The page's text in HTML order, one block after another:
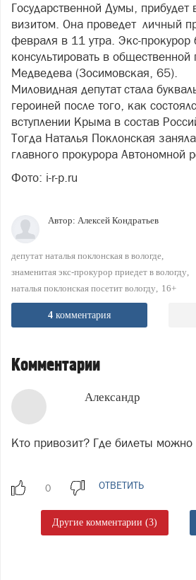
Государственной Думы, прибудет
визитом. Она проведет личный
февраля в 11 утра. Экс-прокурор
консультировать в
Медведева (Зосимовская, 65).
Миловидная депутат стала
героиней после того, как
вступлении Крыма в состав
Тогда Наталья Поклонская
главного прокурора Автономной
Фото: i-r-p.ru
Автор: Алексей Кондратьев
депутат наталья поклонская в вологде
знаменитая экс-прокурор приедет в вологду
наталья поклонская посетит вологду
16+
4 комментария
Комментарии
Александр
Кто привозит? Где билеты можно
ОТВЕТИТЬ
Другие комментарии (3)